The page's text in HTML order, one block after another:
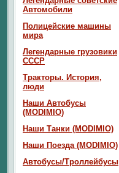
Автомобили
Полицейские машины
мира
Легендарные грузовики
СССР
Тракторы. История,
люди
Наши Автобусы
(MODIMIO)
Наши Танки (MODIMIO)
Наши Поезда (MODIMIO)
Автобусы/Троллейбусы